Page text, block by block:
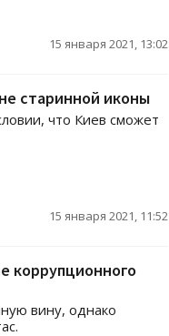
15 января 2021, 13:02
старинной иконы
что Киев сможет
15 января 2021, 11:52
коррупционного
вину, однако